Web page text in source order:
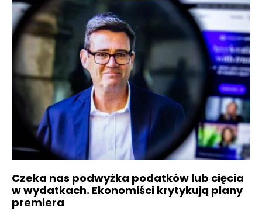
Czeka nas podwyżka podatków lub cięcia
w wydatkach. Ekonomiści krytykują plany
premiera